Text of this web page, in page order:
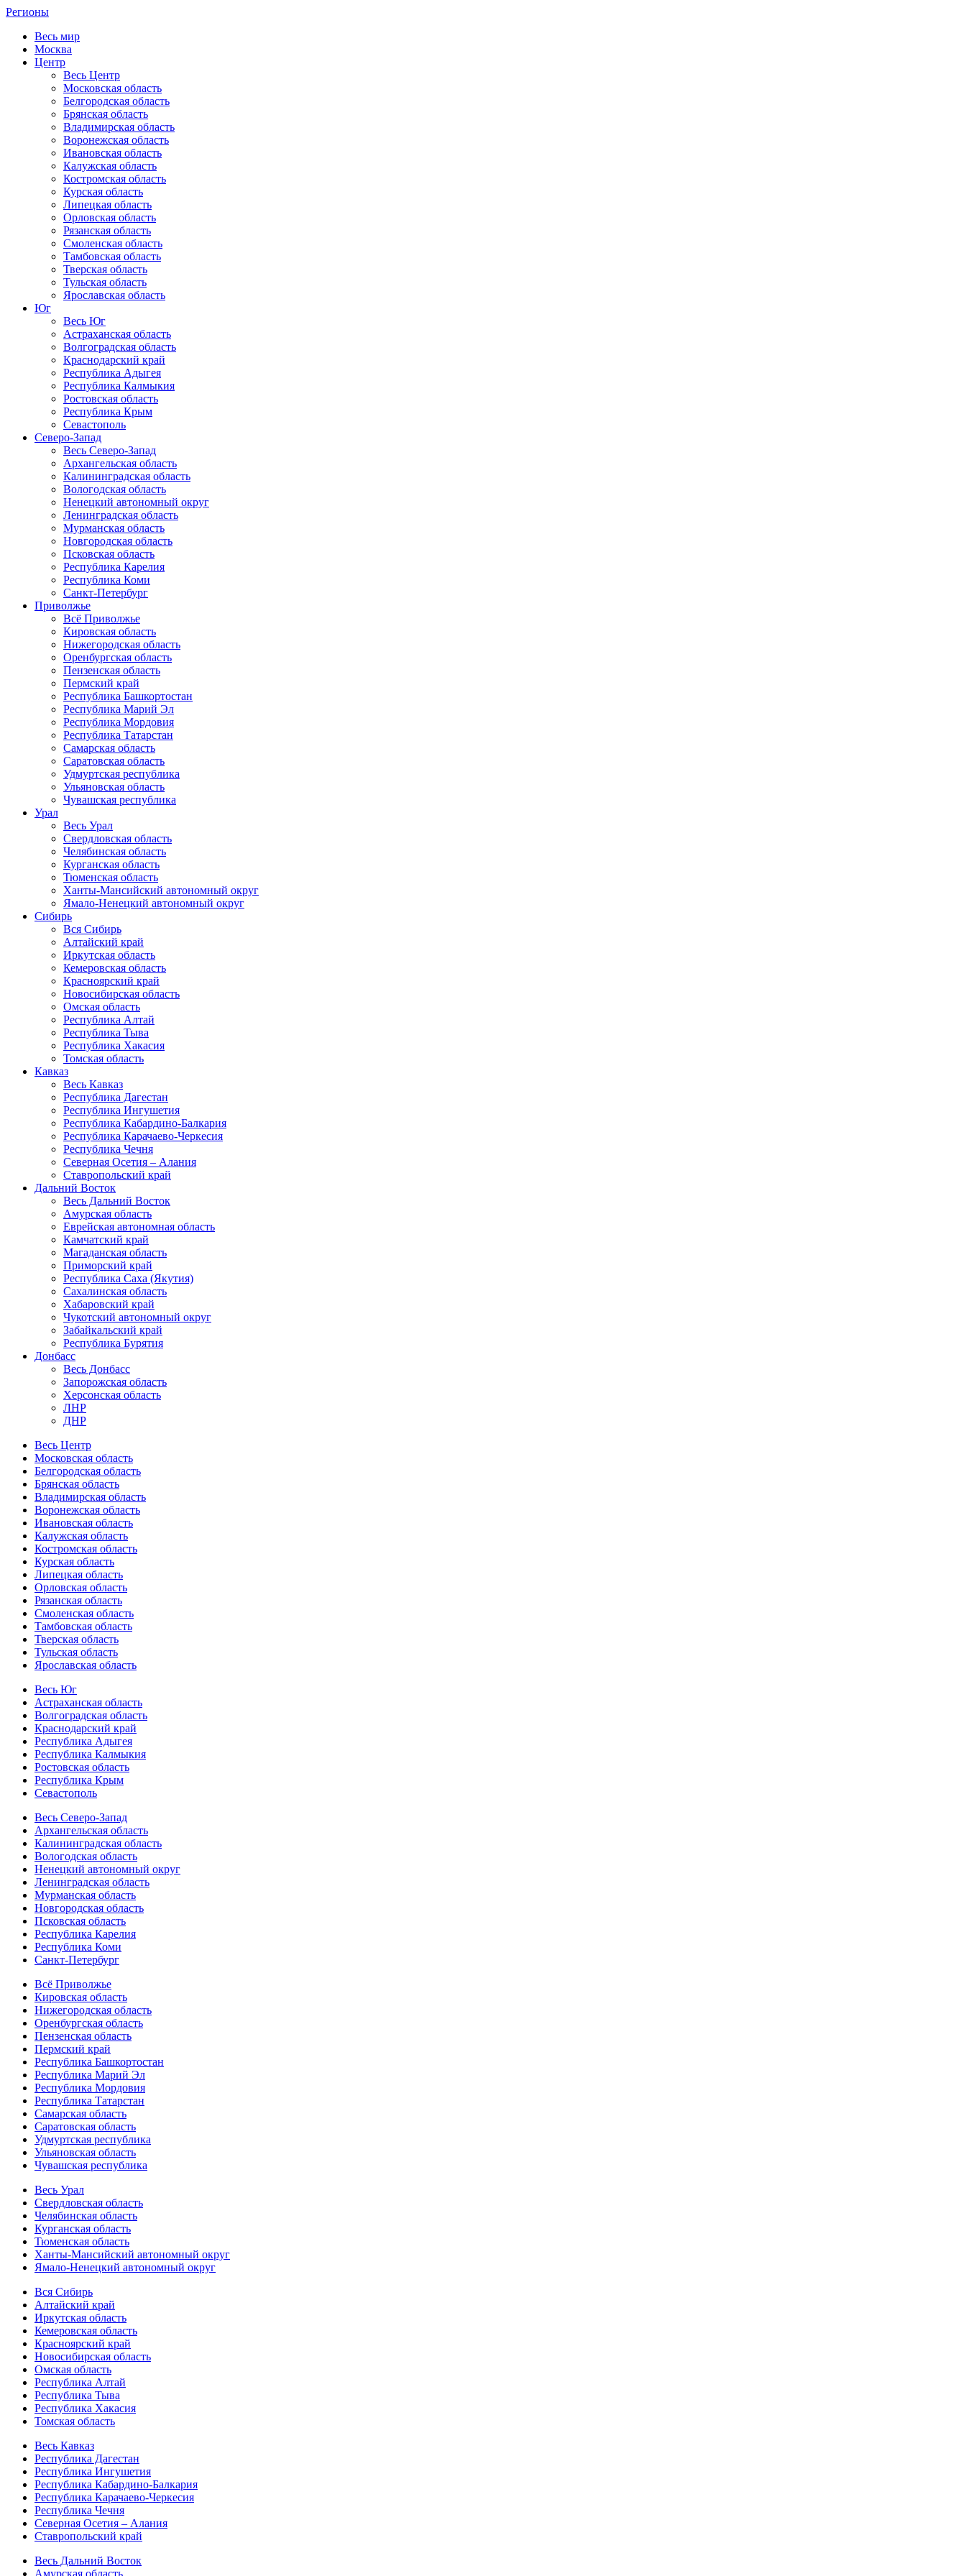
Регионы
Весь мир
Москва
Центр
Весь Центр
Московская область
Белгородская область
Брянская область
Владимирская область
Воронежская область
Ивановская область
Калужская область
Костромская область
Курская область
Липецкая область
Орловская область
Рязанская область
Смоленская область
Тамбовская область
Тверская область
Тульская область
Ярославская область
Юг
Весь Юг
Астраханская область
Волгоградская область
Краснодарский край
Республика Адыгея
Республика Калмыкия
Ростовская область
Республика Крым
Севастополь
Северо-Запад
Весь Северо-Запад
Архангельская область
Калининградская область
Вологодская область
Ненецкий автономный округ
Ленинградская область
Мурманская область
Новгородская область
Псковская область
Республика Карелия
Республика Коми
Санкт-Петербург
Приволжье
Всё Приволжье
Кировская область
Нижегородская область
Оренбургская область
Пензенская область
Пермский край
Республика Башкортостан
Республика Марий Эл
Республика Мордовия
Республика Татарстан
Самарская область
Саратовская область
Удмуртская республика
Ульяновская область
Чувашская республика
Урал
Весь Урал
Свердловская область
Челябинская область
Курганская область
Тюменская область
Ханты-Мансийский автономный округ
Ямало-Ненецкий автономный округ
Сибирь
Вся Сибирь
Алтайский край
Иркутская область
Кемеровская область
Красноярский край
Новосибирская область
Омская область
Республика Алтай
Республика Тыва
Республика Хакасия
Томская область
Кавказ
Весь Кавказ
Республика Дагестан
Республика Ингушетия
Республика Кабардино-Балкария
Республика Карачаево-Черкесия
Республика Чечня
Северная Осетия – Алания
Ставропольский край
Дальний Восток
Весь Дальний Восток
Амурская область
Еврейская автономная область
Камчатский край
Магаданская область
Приморский край
Республика Саха (Якутия)
Сахалинская область
Хабаровский край
Чукотский автономный округ
Забайкальский край
Республика Бурятия
Донбасс
Весь Донбасс
Запорожская область
Херсонская область
ЛНР
ДНР
Весь Центр
Московская область
Белгородская область
Брянская область
Владимирская область
Воронежская область
Ивановская область
Калужская область
Костромская область
Курская область
Липецкая область
Орловская область
Рязанская область
Смоленская область
Тамбовская область
Тверская область
Тульская область
Ярославская область
Весь Юг
Астраханская область
Волгоградская область
Краснодарский край
Республика Адыгея
Республика Калмыкия
Ростовская область
Республика Крым
Севастополь
Весь Северо-Запад
Архангельская область
Калининградская область
Вологодская область
Ненецкий автономный округ
Ленинградская область
Мурманская область
Новгородская область
Псковская область
Республика Карелия
Республика Коми
Санкт-Петербург
Всё Приволжье
Кировская область
Нижегородская область
Оренбургская область
Пензенская область
Пермский край
Республика Башкортостан
Республика Марий Эл
Республика Мордовия
Республика Татарстан
Самарская область
Саратовская область
Удмуртская республика
Ульяновская область
Чувашская республика
Весь Урал
Свердловская область
Челябинская область
Курганская область
Тюменская область
Ханты-Мансийский автономный округ
Ямало-Ненецкий автономный округ
Вся Сибирь
Алтайский край
Иркутская область
Кемеровская область
Красноярский край
Новосибирская область
Омская область
Республика Алтай
Республика Тыва
Республика Хакасия
Томская область
Весь Кавказ
Республика Дагестан
Республика Ингушетия
Республика Кабардино-Балкария
Республика Карачаево-Черкесия
Республика Чечня
Северная Осетия – Алания
Ставропольский край
Весь Дальний Восток
Амурская область